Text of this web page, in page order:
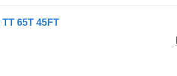
65T 45FT